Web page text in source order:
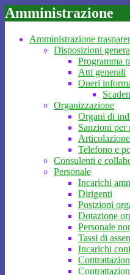
Amministrazione
Amministrazione
Disposizioni
Programma
Atti generali
Oneri
Organizzazione
Organi di
Sanzioni per
Telefono e
Consulenti e
Personale
Incarichi
Dirigenti
Posizioni
Dotazione
Personale
Tassi di
Incarichi